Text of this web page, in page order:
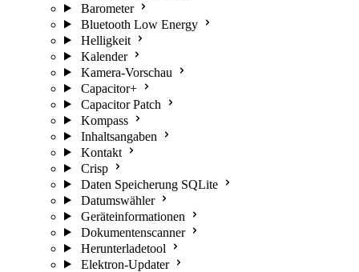
Barometer
Bluetooth Low Energy
Helligkeit
Kalender
Kamera-Vorschau
Capacitor+
Capacitor Patch
Kompass
Inhaltsangaben
Kontakt
Crisp
Daten Speicherung SQLite
Datumswähler
Geräteinformationen
Dokumentenscanner
Herunterladetool
Elektron-Updater